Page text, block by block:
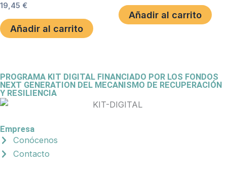
19,45 €
Añadir al carrito
Añadir al carrito
PROGRAMA KIT DIGITAL FINANCIADO POR LOS FONDOS
NEXT GENERATION DEL MECANISMO DE RECUPERACIÓN
Y RESILIENCIA
Empresa
Conócenos
Contacto